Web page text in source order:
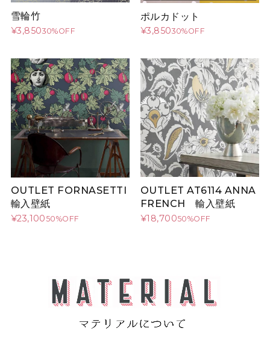
雪輪竹
¥3,85030%OFF
ポルカドット
¥3,85030%OFF
OUTLET FORNASETTI
輸入壁紙
¥23,10050%OFF
OUTLET AT6114 ANNA
FRENCH 輸入壁紙
¥18,70050%OFF